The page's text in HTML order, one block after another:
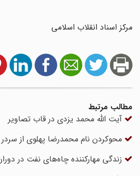
مرکز اسناد انقلاب اسلامی
مطالب مرتبط
آیت الله محمد یزدی در قاب تصاویر
محوکردن نام محمدرضا پهلوی از سردر
زندگی مهارکننده چاه‌های نفت در